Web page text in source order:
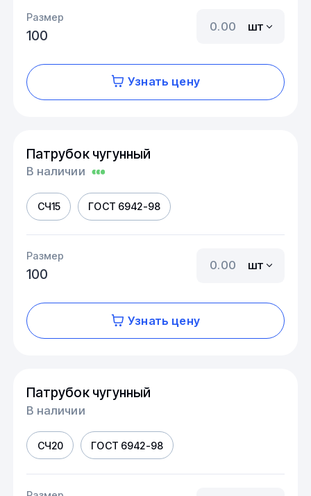
Размер
100
шт
Узнать цену
Патрубок чугунный
В наличии
СЧ15 ГОСТ 6942-98
Размер
100
шт
Узнать цену
Патрубок чугунный
В наличии
СЧ20 ГОСТ 6942-98